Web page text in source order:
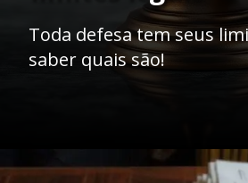
Toda defesa tem seus
saber quais são!
Opening https://